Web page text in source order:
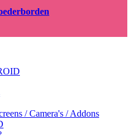
/ Camera's / Addons